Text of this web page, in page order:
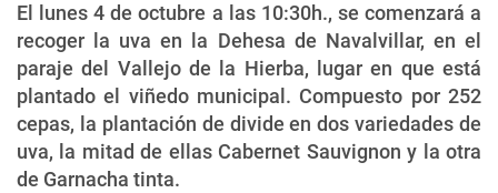
El lunes 4 de octubre a las 10:30h., se comenzará a
recoger la uva en la Dehesa de Navalvillar, en el
paraje del Vallejo de la Hierba, lugar en que está
plantado el viñedo municipal. Compuesto por 252
cepas, la plantación de divide en dos variedades de
uva, la mitad de ellas Cabernet Sauvignon y la otra
de Garnacha tinta.